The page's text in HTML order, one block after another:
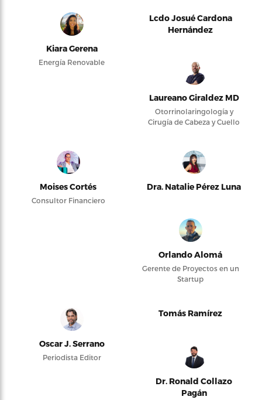
Kiara Gerena
Energía Renovable
Lcdo Josué Cardona
Hernández
Laureano Giraldez MD
Otorrinolaringología y
Cirugía de Cabeza y Cuello
Moises Cortés
Consultor Financiero
Dra. Natalie Pérez Luna
Orlando Alomá
Gerente de Proyectos en un
Startup
Oscar J. Serrano
Periodista Editor
Tomás Ramírez
Dr. Ronald Collazo
Pagán